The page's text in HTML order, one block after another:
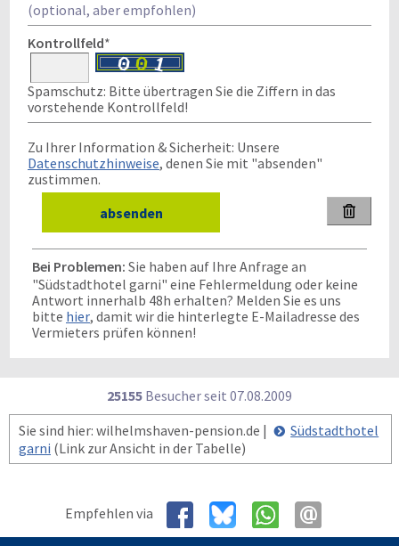
(optional, aber empfohlen)
Kontrollfeld*
Spamschutz: Bitte übertragen Sie die Ziffern in das
vorstehende Kontrollfeld!
Zu Ihrer Information & Sicherheit: Unsere
Datenschutzhinweise, denen Sie mit "absenden"
zustimmen.

Bei Problemen: Sie haben auf Ihre Anfrage an
"Südstadthotel garni" eine Fehlermeldung oder keine
Antwort innerhalb 48h erhalten? Melden Sie es uns
bitte hier, damit wir die hinterlegte E-Mailadresse des
Vermieters prüfen können!
25155 Besucher seit 07.08.2009
Sie sind hier: wilhelmshaven-pension.de |
Südstadthotel
garni (Link zur Ansicht in der Tabelle)
Empfehlen via